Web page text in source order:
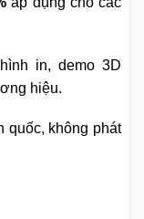
in, demo 3D
hiệu.
quốc, không phát